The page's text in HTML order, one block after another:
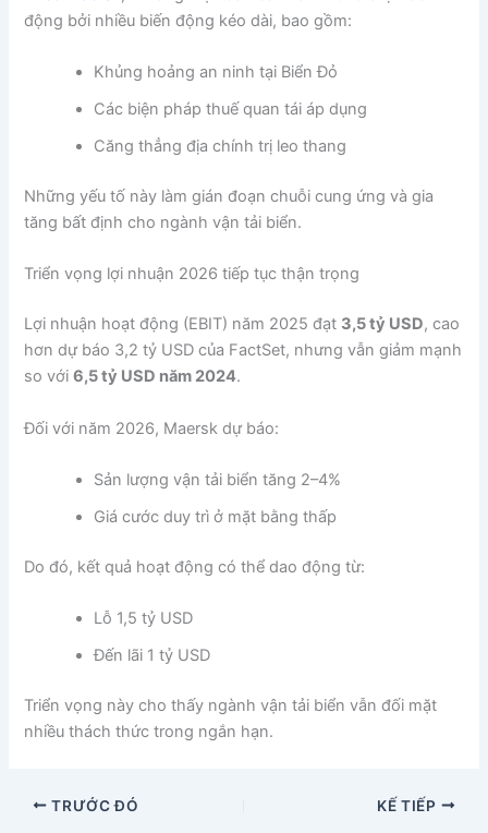
động bởi nhiều biến động kéo dài, bao gồm:
Khủng hoảng an ninh tại Biển Đỏ
Các biện pháp thuế quan tái áp dụng
Căng thẳng địa chính trị leo thang
Những yếu tố này làm gián đoạn chuỗi cung ứng và gia
tăng bất định cho ngành vận tải biển.
Triển vọng lợi nhuận 2026 tiếp tục thận trọng
Lợi nhuận hoạt động (EBIT) năm 2025 đạt 3,5 tỷ USD, cao
hơn dự báo 3,2 tỷ USD của FactSet, nhưng vẫn giảm mạnh
so với6,5 tỷ USD năm 2024.
Đối với năm 2026, Maersk dự báo:
Sản lượng vận tải biển tăng 2–4%
Giá cước duy trì ở mặt bằng thấp
Do đó, kết quả hoạt động có thể dao động từ:
Lỗ 1,5 tỷ USD
Đến lãi 1 tỷ USD
Triển vọng này cho thấy ngành vận tải biển vẫn đối mặt
nhiều thách thức trong ngắn hạn.
TRƯỚC ĐÓ KẾ TIẾP